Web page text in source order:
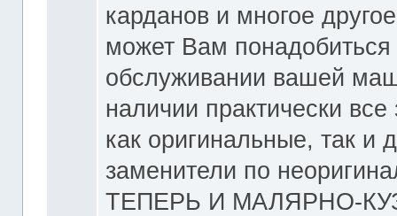
карданов и многое
может Вам понадобиться
обслуживании вашей
наличии практически все
как оригинальные, так и
заменители по
ТЕПЕРЬ И МАЛЯРНО-